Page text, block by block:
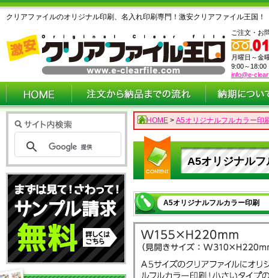
クリアファイルのオリジナル印刷、名入れ印刷専門！激安クリアファイル王国！
ご注文・お
月曜日～金
9:00～18:00
info@e-
HOME > A5オリジナルフルカラー印
A5オリジナル
A5オリジナルフルカラー印刷